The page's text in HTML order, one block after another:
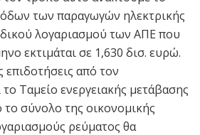
των παραγωγών ηλεκτρικής
λογαριασμού των ΑΠΕ που
εκτιμάται σε 1,630 δισ. ευρώ.
επιδοτήσεις από τον
Ταμείο ενεργειακής μετάβασης
σύνολο της οικονομικής
ρεύματος θα